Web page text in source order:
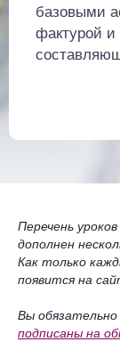
базовыми
фактурой и
Перечень
дополнен
Как только
появится на
Вы
подписаны на